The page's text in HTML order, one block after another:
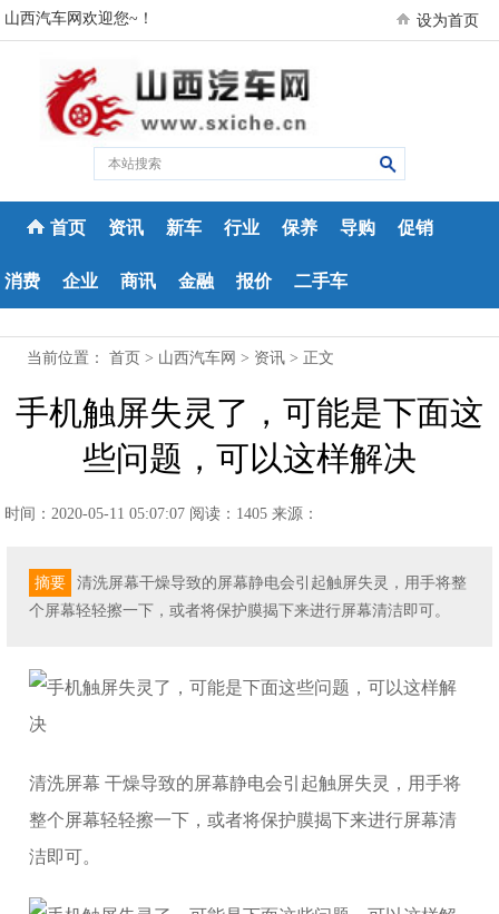
山西汽车网欢迎您~！ 设为首页
首页 资讯 新车 行业 保养 导购 促销
消费 企业 商讯 金融 报价 二手车
当前位置：首页 > 山西汽车网 > 资讯 > 正文
手机触屏失灵了，可能是下面这
些问题，可以这样解决
时间：2020-05-11 05:07:07 阅读：1405 来源：
摘要
清洗屏幕干燥导致的屏幕静电会引起触屏失灵，用手将整
个屏幕轻轻擦一下，或者将保护膜揭下来进行屏幕清洁即可。
清洗屏幕 干燥导致的屏幕静电会引起触屏失灵，用手将
整个屏幕轻轻擦一下，或者将保护膜揭下来进行屏幕清
洁即可。